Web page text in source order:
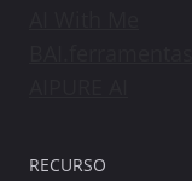
RECURSO